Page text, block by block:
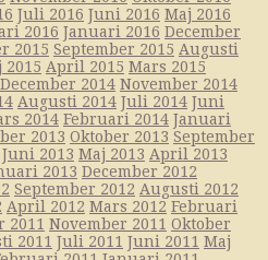
Juli 2016 Juni 2016 Maj 2016
2016 Januari 2016 December
2015 September 2015 Augusti
2015 April 2015 Mars 2015
December 2014 November 2014
Augusti 2014 Juli 2014 Juni
2014 Februari 2014 Januari
2013 Oktober 2013 September
Juni 2013 Maj 2013 April 2013
2013 December 2012
September 2012 Augusti 2012
April 2012 Mars 2012 Februari
2011 November 2011 Oktober
2011 Juli 2011 Juni 2011 Maj